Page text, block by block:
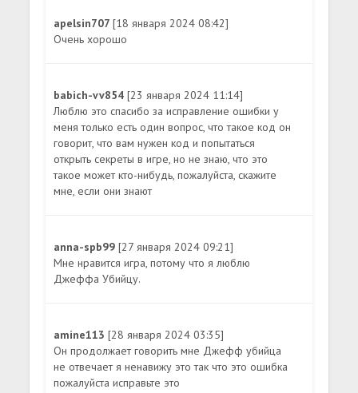
apelsin707[18 января 2024 08:42]
Очень хорошо
babich-vv854[23 января 2024 11:14]
Люблю это спасибо за исправление ошибки у
меня только есть один вопрос, что такое код он
говорит, что вам нужен код и попытаться
открыть секреты в игре, но не знаю, что это
такое может кто-нибудь, пожалуйста, скажите
мне, если они знают
anna-spb99[27 января 2024 09:21]
Мне нравится игра, потому что я люблю
Джеффа Убийцу.
amine113[28 января 2024 03:35]
Он продолжает говорить мне Джефф убийца
не отвечает я ненавижу это так что это ошибка
пожалуйста исправьте это